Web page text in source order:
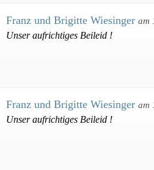
Franz und Brigitte Wiesinger am
Unser aufrichtiges Beileid !
Franz und Brigitte Wiesinger am
Unser aufrichtiges Beileid !